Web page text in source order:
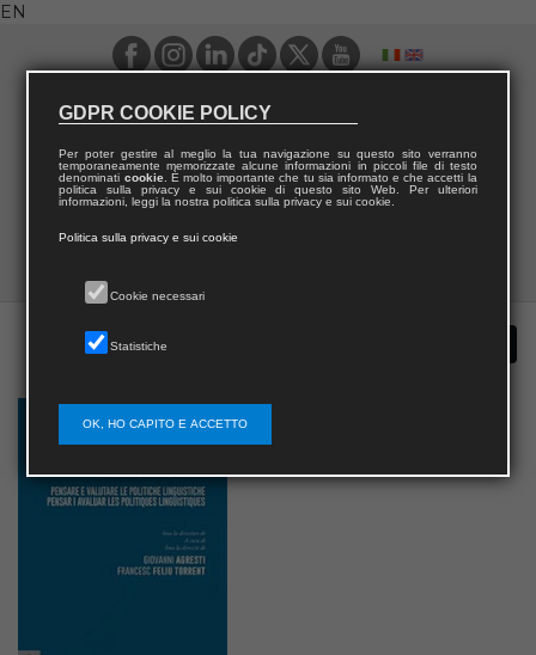
EN
GDPR COOKIE POLICY
Per poter gestire al meglio la tua navigazione su questo sito verranno
temporaneamente memorizzate alcune informazioni in piccoli file di testo
denominati cookie. È molto importante che tu sia informato e che accetti la
politica sulla privacy e sui cookie di questo sito Web. Per ulteriori
informazioni, leggi la nostra politica sulla privacy e sui cookie.
Politica sulla privacy e sui cookie
Cookie necessari
Statistiche
OK, HO CAPITO E ACCETTO